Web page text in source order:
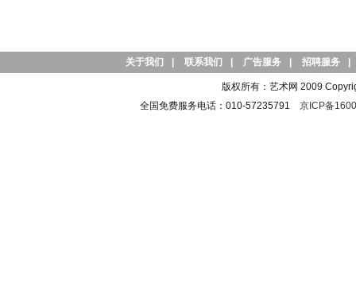
关于我们 联系我们 广告服务 招聘服务
版权所有：艺术网 2009
全国免费服务电话：010-57235791 京ICP备